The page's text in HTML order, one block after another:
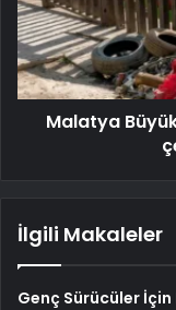
Malatya
İlgili Makaleler
Genç Sürücüler İçin